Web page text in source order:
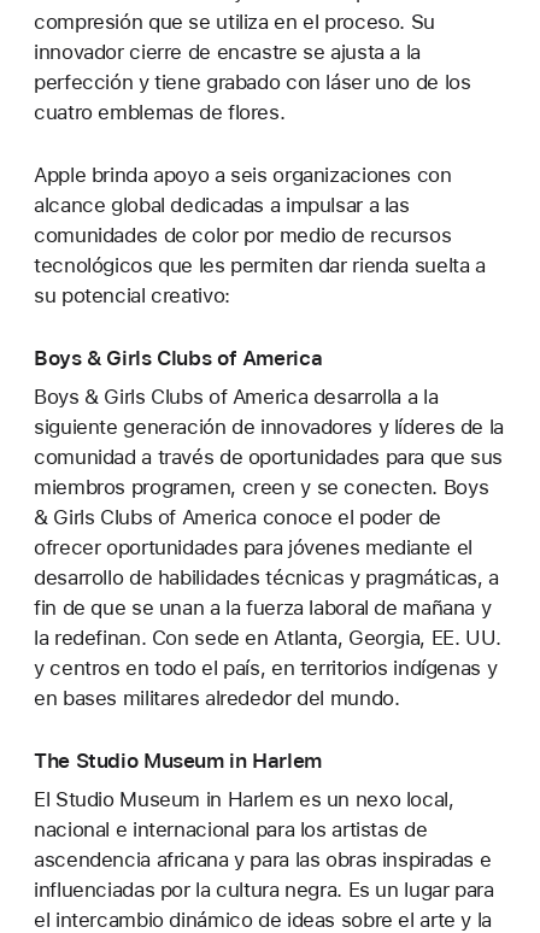
compresión que se utiliza en el proceso. Su
innovador cierre de encastre se ajusta a la
perfección y tiene grabado con láser uno de los
cuatro emblemas de flores.
Apple brinda apoyo a seis organizaciones con
alcance global dedicadas a impulsar a las
comunidades de color por medio de recursos
tecnológicos que les permiten dar rienda suelta a
su potencial creativo:
Boys & Girls Clubs of America
Boys & Girls Clubs of America desarrolla a la
siguiente generación de innovadores y líderes de la
comunidad a través de oportunidades para que sus
miembros programen, creen y se conecten. Boys
& Girls Clubs of America conoce el poder de
ofrecer oportunidades para jóvenes mediante el
desarrollo de habilidades técnicas y pragmáticas, a
fin de que se unan a la fuerza laboral de mañana y
la redefinan. Con sede en Atlanta, Georgia, EE. UU.
y centros en todo el país, en territorios indígenas y
en bases militares alrededor del mundo.
The Studio Museum in Harlem
El Studio Museum in Harlem es un nexo local,
nacional e internacional para los artistas de
ascendencia africana y para las obras inspiradas e
influenciadas por la cultura negra. Es un lugar para
el intercambio dinámico de ideas sobre el arte y la